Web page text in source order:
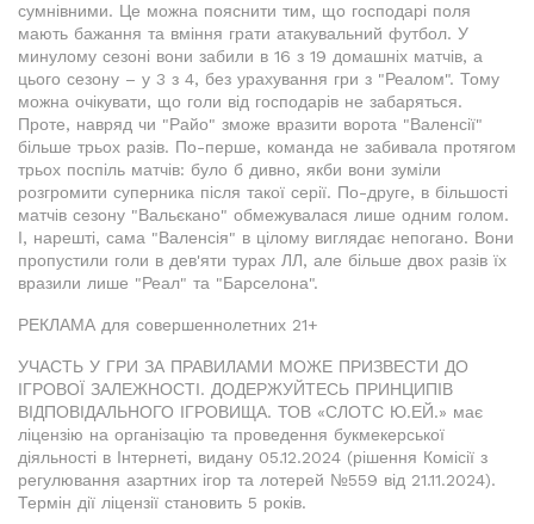
сумнівними. Це можна пояснити тим, що господарі поля
мають бажання та вміння грати атакувальний футбол. У
минулому сезоні вони забили в 16 з 19 домашніх матчів, а
цього сезону – у 3 з 4, без урахування гри з "Реалом". Тому
можна очікувати, що голи від господарів не забаряться.
Проте, навряд чи "Райо" зможе вразити ворота "Валенсії"
більше трьох разів. По-перше, команда не забивала протягом
трьох поспіль матчів: було б дивно, якби вони зуміли
розгромити суперника після такої серії. По-друге, в більшості
матчів сезону "Вальєкано" обмежувалася лише одним голом.
І, нарешті, сама "Валенсія" в цілому виглядає непогано. Вони
пропустили голи в дев'яти турах ЛЛ, але більше двох разів їх
вразили лише "Реал" та "Барселона".
РЕКЛАМА для совершеннолетних 21+
УЧАСТЬ У ГРИ ЗА ПРАВИЛАМИ МОЖЕ ПРИЗВЕСТИ ДО
ІГРОВОЇ ЗАЛЕЖНОСТІ. ДОДЕРЖУЙТЕСЬ ПРИНЦИПІВ
ВІДПОВІДАЛЬНОГО ІГРОВИЩА. ТОВ «СЛОТС Ю.ЕЙ.» має
ліцензію на організацію та проведення букмекерської
діяльності в Інтернеті, видану 05.12.2024 (рішення Комісії з
регулювання азартних ігор та лотерей №559 від 21.11.2024).
Термін дії ліцензії становить 5 років.